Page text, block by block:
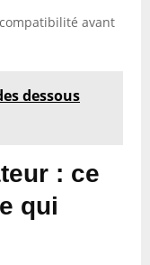
avant
dessous
: ce
qui